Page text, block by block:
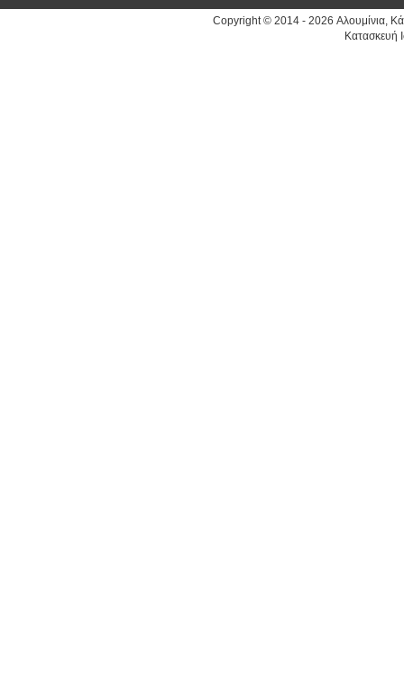
Copyright © 2014 - 2026 Αλουμίνια,
Κατασκευή